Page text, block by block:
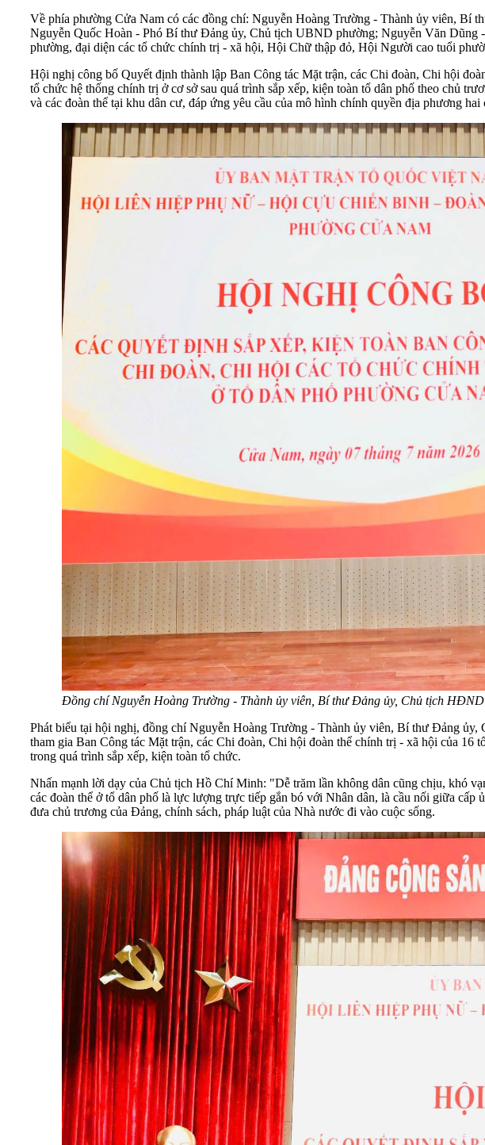
Về phía phường Cửa Nam có các đồng chí: Nguyễn Hoàng Trường - Thành ủy viên,
Nguyễn Quốc Hoàn - Phó Bí thư Đảng ủy, Chủ tịch UBND phường; Nguyễn Văn
phường, đại diện các tổ chức chính trị - xã hội, Hội Chữ thập đỏ, Hội Người cao tuổi
Hội nghị công bố Quyết định thành lập Ban Công tác Mặt trận, các Chi đoàn, Chi hội
tổ chức hệ thống chính trị ở cơ sở sau quá trình sắp xếp, kiện toàn tổ dân phố theo chủ
và các đoàn thể tại khu dân cư, đáp ứng yêu cầu của mô hình chính quyền địa phương hai
Đồng chí Nguyễn Hoàng Trường - Thành ủy viên, Bí thư Đảng ủy, Chủ tịch
Phát biểu tại hội nghị, đồng chí Nguyễn Hoàng Trường - Thành ủy viên, Bí thư Đảng
tham gia Ban Công tác Mặt trận, các Chi đoàn, Chi hội đoàn thể chính trị - xã hội của
trong quá trình sắp xếp, kiện toàn tổ chức.
Nhấn mạnh lời dạy của Chủ tịch Hồ Chí Minh: "Dễ trăm lần không dân cũng chịu, khó
các đoàn thể ở tổ dân phố là lực lượng trực tiếp gắn bó với Nhân dân, là cầu nối giữa
đưa chủ trương của Đảng, chính sách, pháp luật của Nhà nước đi vào cuộc sống.